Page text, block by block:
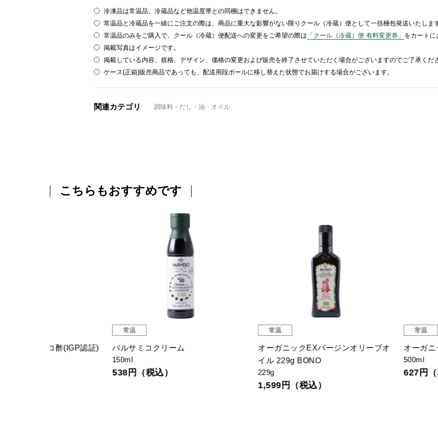
冷凍品は常温品、冷蔵品など他温度帯との同梱はできません。
常温品と冷蔵品を一緒にご注文の際は、商品に重大な影響がない限りクール（冷蔵）便として一括梱包発送いたしま
常温品のみをご購入で、クール（冷蔵）便配送への変更をご希望の際は 「クール（冷蔵）便 有料変更券」 をカート
掲載写真はイメージです。
掲載している内容、規格、デザイン、価格の変更および販売を終了させていただく場合がございますのでご了承くだ
ケース(正箱)販売商品であっても、配送用段ボールに移し替えた状態でお届けする場合がございます。
関連カテゴリ 調味料・だし・油・オイル
こちらもおすすめです
バルサミコクリーム
538円（税込）
オーガニックEXバージンオリーブオ
イル 229g BONO
1,599円（税込）
オーガニックざくろ酢
627円（税込）